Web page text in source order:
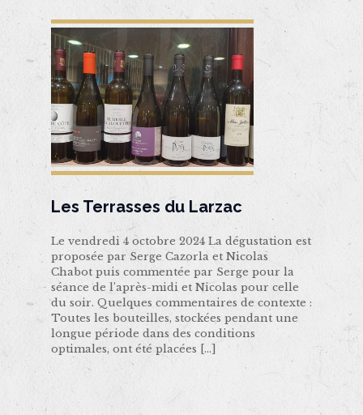
Les Terrasses du Larzac
Le vendredi 4 octobre 2024 La dégustation est
proposée par Serge Cazorla et Nicolas
Chabot puis commentée par Serge pour la
séance de l’après-midi et Nicolas pour celle
du soir. Quelques commentaires de contexte :
Toutes les bouteilles, stockées pendant une
longue période dans des conditions
optimales, ont été placées […]